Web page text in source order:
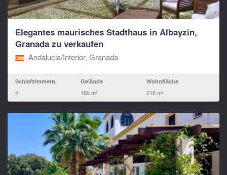
Elegantes maurisches Stadthaus in Albayzin,
Granada zu verkaufen
Andalucia/Interior, Granada
Schlafzimmern
4
Gelände
199 m²
Wohnfläche
218 m²